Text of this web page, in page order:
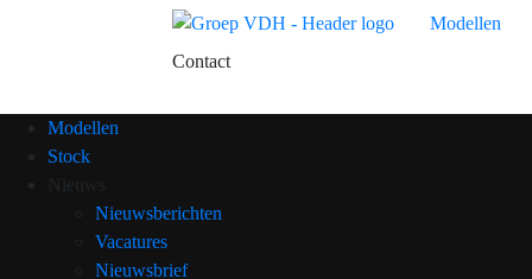
Modellen
Contact
Modellen
Stock
Nieuws
Nieuwsberichten
Vacatures
Nieuwsbrief